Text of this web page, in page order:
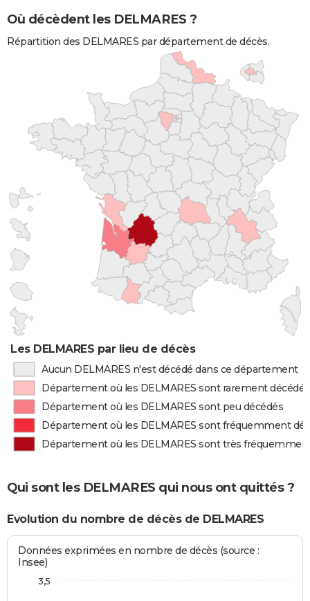
Où décèdent les DELMARES ?
Répartition des DELMARES par département de décès.
Les DELMARES par lieu de décès
Aucun DELMARES n'est décédé dans ce département
Département où les DELMARES sont rarement décédés
Département où les DELMARES sont peu décédés
Département où les DELMARES sont fréquemment
Département où les DELMARES sont très
Qui sont les DELMARES qui nous ont quittés ?
Evolution du nombre de décès de DELMARES
Données exprimées en nombre de décès (source :
Insee)
3,5